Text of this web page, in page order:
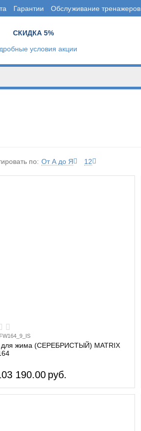
Гарантии Обслуживание тренажеров
СКИДКА 5%
условия акции
по: От А до Я 12
для жима (СЕРЕБРИСТЫЙ) MATRIX
190.00 руб.